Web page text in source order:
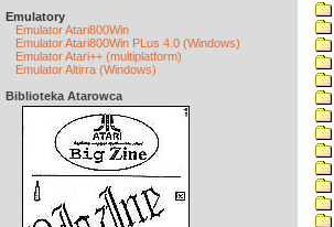
Emulatory
Emulator Atari800Win
Emulator Atari800Win PLus 4.0 (Windows)
Emulator Atari++ (multiplatform)
Emulator Altirra (Windows)
Biblioteka Atarowca